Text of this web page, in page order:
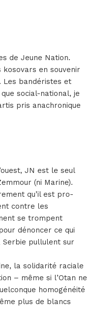
de Jeune Nation.
kosovars en souvenir
Les bandéristes et
social-national, je
pris anachronique
JN est le seul
(ni Marine).
qu’il est pro-
contre les
se trompent
dénoncer ce qui
pullulent sur
la solidarité raciale
– même si l’Otan ne
homogénéité
plus de blancs